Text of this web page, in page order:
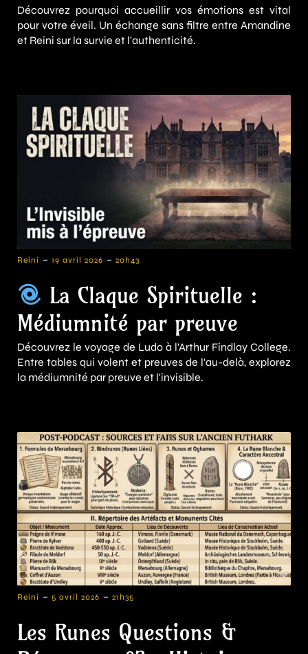
Découvrez pourquoi accueillir vos émotions est vital
pour votre éveil. Un échange sans filtre entre Amandine
et Reini sur la survie et l'authenticité.
Reini - 19 avril 2026 - 20h43
La Claque Spirituelle :
Médiumnité par preuve
Découvrez le voyage de Ludo à l'Arthur Findlay College.
Entre tables qui volent et preuves de l'au-delà, explorez
la médiumnité par preuve et l'invisible.
Reini - 5 avril 2026 - 21h35
Les Runes Questions &